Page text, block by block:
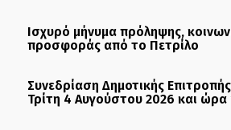
Ισχυρό μήνυμα πρόληψης,
προσφοράς από το Πετρίλο
Συνεδρίαση Δημοτικής
Τρίτη 4 Αυγούστου 2026 και